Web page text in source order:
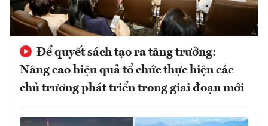
Để quyết sách tạo ra tăng trưởng:
Nâng cao hiệu quả tổ chức thực hiện các
chủ trương phát triển trong giai đoạn mới